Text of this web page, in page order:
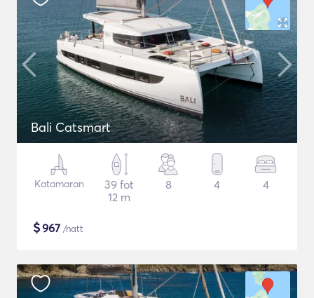
Bali Catsmart
Katamaran
39 fot
12 m
8 4 4
$967 /natt